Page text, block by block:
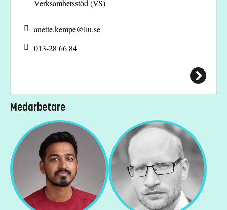
Verksamhetsstöd (VS)
anette.kempe@liu.se
013-28 66 84
Medarbetare